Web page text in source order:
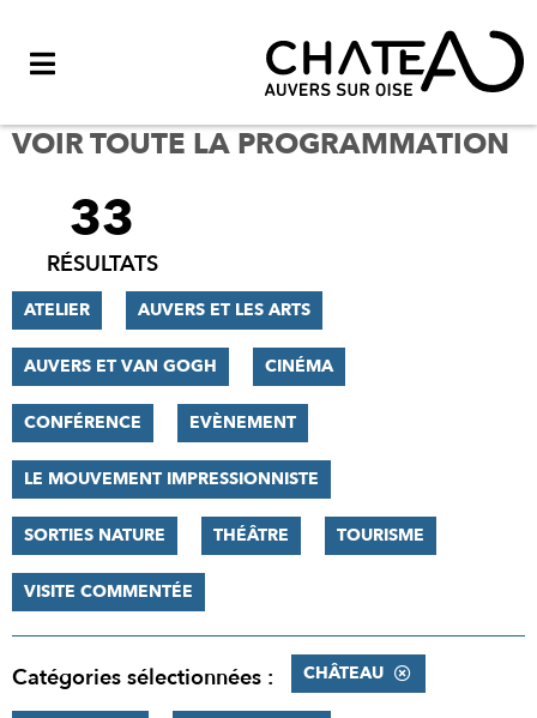
VOIR TOUTE LA PROGRAMMATION
FILTRER
RÉSULTATS
33
RÉSULTATS
ATELIER AUVERS ET LES ARTS
AUVERS ET VAN GOGH CINÉMA
CONFÉRENCE EVÈNEMENT
LE MOUVEMENT IMPRESSIONNISTE
SORTIES NATURE THÉÂTRE TOURISME
VISITE COMMENTÉE
Catégories sélectionnées : CHÂTEAU